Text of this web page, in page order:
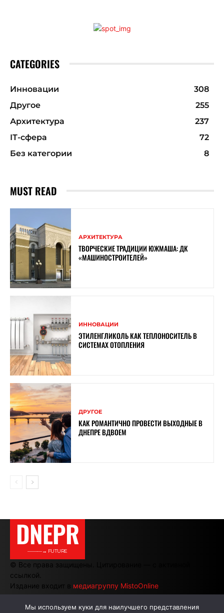
CATEGORIES
Инновации
308
Другое
255
Архитектура
237
ІТ-сфера
72
Без категории
8
MUST READ
АРХИТЕКТУРА
ТВОРЧЕСКИЕ ТРАДИЦИИ ЮЖМАША: ДК
«МАШИНОСТРОИТЕЛЕЙ»
ИННОВАЦИИ
ЭТИЛЕНГЛИКОЛЬ КАК ТЕПЛОНОСИТЕЛЬ В
СИСТЕМАХ ОТОПЛЕНИЯ
ДРУГОЕ
КАК РОМАНТИЧНО ПРОВЕСТИ ВЫХОДНЫЕ В
ДНЕПРЕ ВДВОЕМ
DNEPR
———→ FUTURE
© Все права защищены. Цитирование — с активной
ссылкой.
Издание входит в медиагруппу MistoOnline
Мы используем куки для наилучшего представления